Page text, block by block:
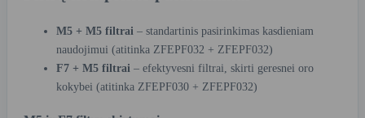
M5 + M5 filtrai – standartinis pasirinkimas kasdieniam
naudojimui (atitinka ZFEPF032 + ZFEPF032)
F7 + M5 filtrai – efektyvesni filtrai, skirti geresnei oro
kokybei (atitinka ZFEPF030 + ZFEPF032)